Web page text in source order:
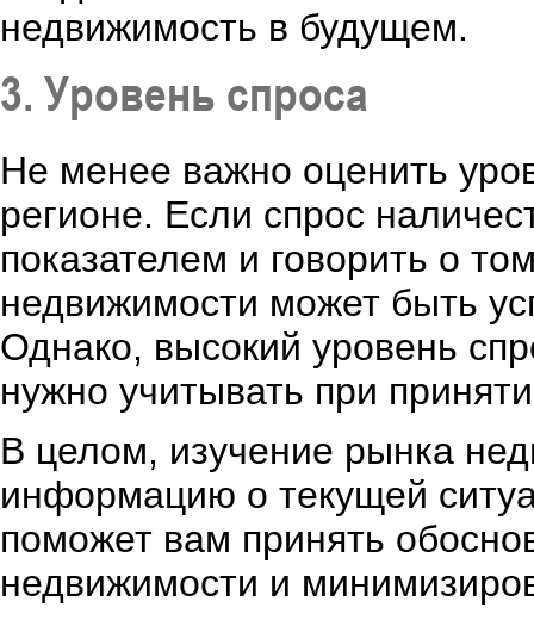
недвижимость в будущем.
3. Уровень спроса
Не менее важно оценить
регионе. Если спрос
показателем и говорить о
недвижимости может быть
Однако, высокий уровень
нужно учитывать при
В целом, изучение рынка
информацию о текущей
поможет вам принять
недвижимости и